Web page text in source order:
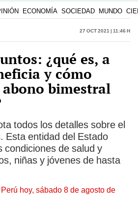
ECONOMÍA SOCIEDAD MUNDO
27 Oct 2021 | 11:46 h
¿qué es, a
y cómo
bimestral
todos los detalles sobre el
Esta entidad del Estado
condiciones de salud y
niñas y jóvenes de hasta
hoy, sábado 8 de agosto de